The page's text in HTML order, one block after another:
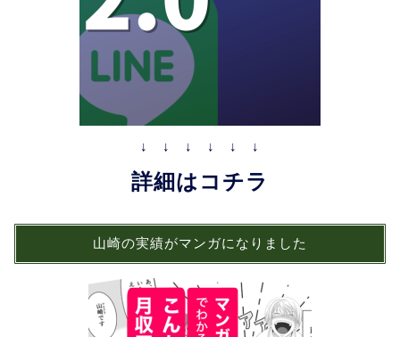
↓ ↓ ↓ ↓ ↓ ↓
詳細はコチラ
山崎の実績がマンガになりました